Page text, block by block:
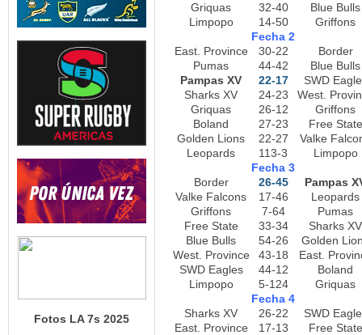
Fotos LA 7s 2025
Griquas
32-40
Blue Bulls
Limpopo
14-50
Griffons
Fecha 2
East. Province
30-22
Border
Pumas
44-42
Blue Bulls
Pampas XV
22-17
SWD
Sharks XV
24-23
West.
Griquas
26-12
Griffons
Boland
27-23
Free State
Golden Lions
22-27
Valke
Leopards
113-3
Limpopo
Fecha 3
Border
26-45
Pampas
Valke Falcons
17-46
Leopards
Griffons
7-64
Pumas
Free State
33-34
Sharks XV
Blue Bulls
54-26
Golden
West. Province
43-18
East.
SWD Eagles
44-12
Boland
Limpopo
5-124
Griquas
Fecha 4
Sharks XV
26-22
SWD
East. Province
17-13
Free State